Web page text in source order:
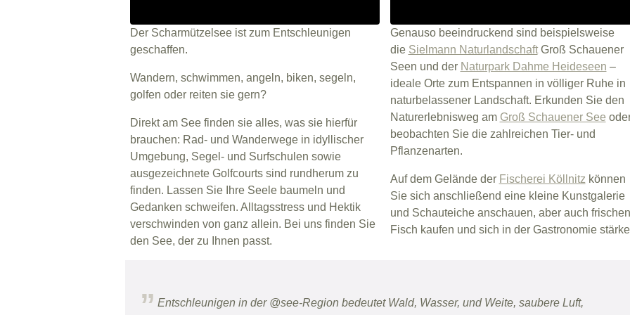
Der Scharmützelsee ist zum Entschleunigen
geschaffen.
Wandern, schwimmen, angeln, biken, segeln,
golfen oder reiten sie gern?
Direkt am See finden sie alles, was sie hierfür
brauchen: Rad- und Wanderwege in idyllischer
Umgebung, Segel- und Surfschulen sowie
ausgezeichnete Golfcourts sind rundherum zu
finden. Lassen Sie Ihre Seele baumeln und
Gedanken schweifen. Alltagsstress und Hektik
verschwinden von ganz allein. Bei uns finden Sie
den See, der zu Ihnen passt.
Genauso beeindruckend sind beispielsweise
die Sielmann NaturlandschaftGroß Schauener
Seen und der Naturpark Dahme Heideseen –
ideale Orte zum Entspannen in völliger Ruhe in
naturbelassener Landschaft. Erkunden Sie den
Naturerlebnisweg am Groß Schauener See
beobachten Sie die zahlreichen Tier- und
Pflanzenarten.
Auf dem Gelände der Fischerei Köllnitzkönnen
Sie sich anschließend eine kleine Kunstgalerie
und Schauteiche anschauen, aber auch frischen
Fisch kaufen und sich in der Gastronomie
Entschleunigen in der @see-Region bedeutet Wald, Wasser, und Weite, saubere Luft,